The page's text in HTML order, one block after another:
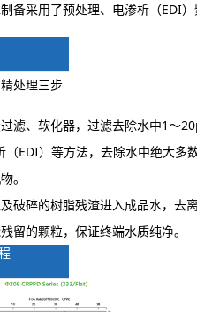
备采用了预处理、电渗析（EDI
处理三步
滤、软化器，过滤去除水中1～
EDI）等方法，去除水中绝大
。
破碎的树脂残渣进入成品水，
留的颗粒，保证终端水质纯净。